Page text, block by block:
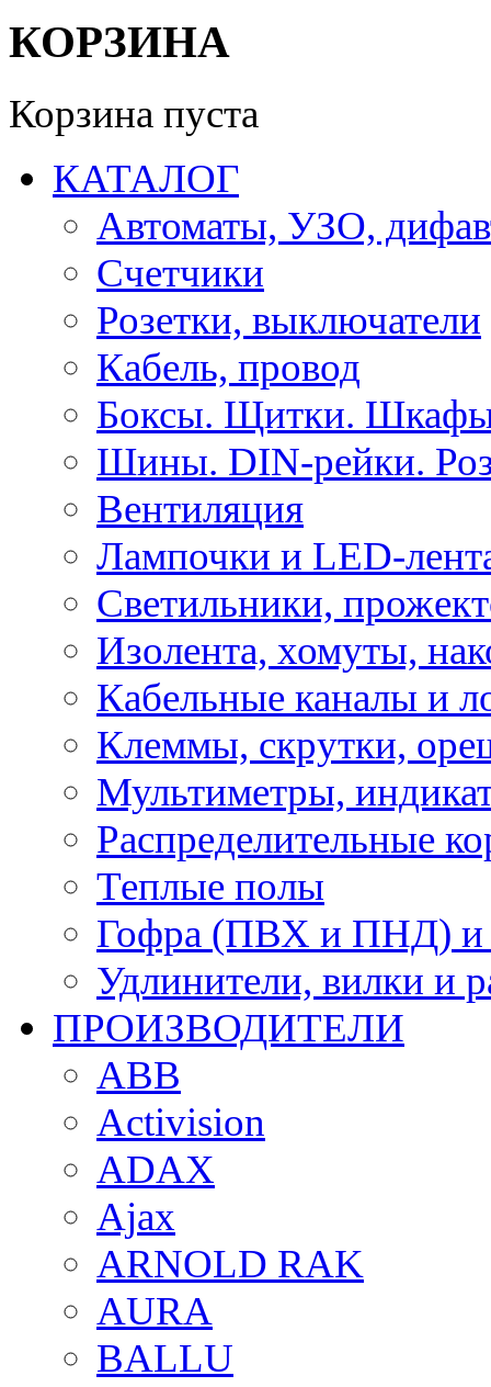
КОРЗИНА
Корзина пуста
КАТАЛОГ
Автоматы, УЗО,
Счетчики
Розетки, выключатели
Кабель, провод
Боксы. Щитки.
Шины. DIN-рейки.
Вентиляция
Лампочки и LED-
Светильники,
Изолента, хомуты,
Кабельные каналы и
Клеммы, скрутки,
Мультиметры,
Распределительные
Теплые полы
Гофра (ПВХ и ПНД) и
Удлинители, вилки и
ПРОИЗВОДИТЕЛИ
ABB
Activision
ADAX
Ajax
ARNOLD RAK
AURA
BALLU